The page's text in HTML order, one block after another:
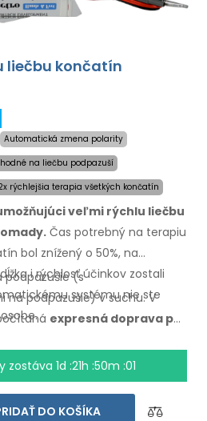
liečbu končatín
Automatická zmena polarity
na liečbu podpazuší
rýchlejšia terapia všetkých končatín
veľmi rýchlu liečbu
Čas potrebný na terapiu
bol znížený o 50%, na
i rýchlosťúčinkov zostali
systému nie ste
podpazušie (s
na podpazušie)v suchu. V
expresná doprava po
. Návod na použitieje vo Vašom
zostáva 1d :21h :50m :00
DO KOŠÍKA